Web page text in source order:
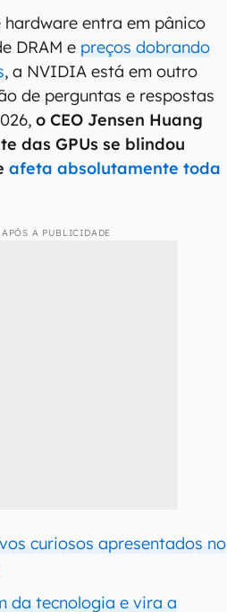
entra em pânico
DRAM e preços dobrando
, a NVIDIA está em outro
de perguntas e respostas
o CEO Jensen Huang
das GPUs se blindou
afeta absolutamente toda
A PUBLICIDADE
curiosos apresentados no
da tecnologia e vira a